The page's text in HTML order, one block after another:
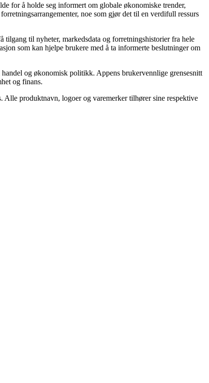
for å holde seg informert om globale økonomiske trender,
noe som gjør det til en verdifull ressurs
til nyheter, markedsdata og forretningshistorier fra hele
som kan hjelpe brukere med å ta informerte beslutninger om
og økonomisk politikk. Appens brukervennlige grensesnitt
og finans.
produktnavn, logoer og varemerker tilhører sine respektive